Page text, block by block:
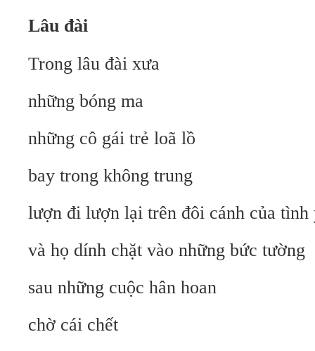
Lâu đài
Trong lâu đài xưa
những bóng ma
những cô gái trẻ loã lồ
bay trong không trung
lượn đi lượn lại trên đôi cánh của tình
và họ dính chặt vào những bức tường
sau những cuộc hân hoan
chờ cái chết